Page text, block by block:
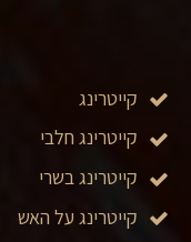
קייטרינג
קייטרינג חלבי
קייטרינג בשרי
קייטרינג על האש